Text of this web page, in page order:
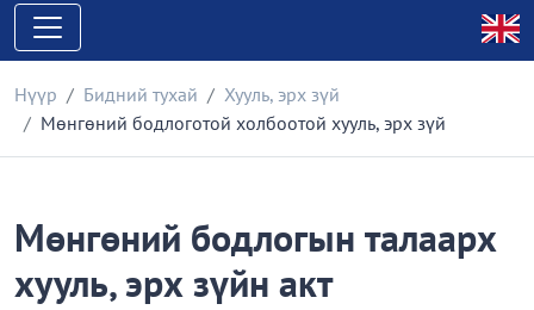
Нүүр Бидний тухай
Хууль, эрх зүй
Мөнгөний бодлоготой холбоотой хууль, эрх зүй
Мөнгөний бодлогын талаарх
хууль, эрх зүйн акт